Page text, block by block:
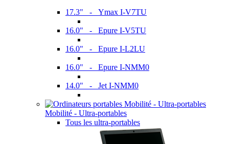
17.3" - Ymax I-V7TU
16.0" - Epure I-V5TU
16.0" - Epure I-L2LU
16.0" - Epure I-NMM0
14.0" - Jet I-NMM0
Mobilité - Ultra-portables
Tous les ultra-portables